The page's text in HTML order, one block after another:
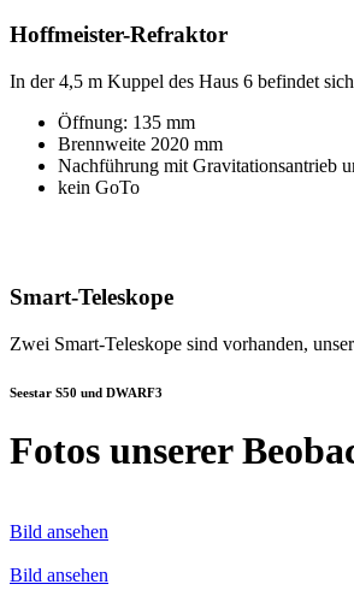
Hoffmeister-Refraktor
In der 4,5 m Kuppel des Haus 6 befindet
Öffnung: 135 mm
Brennweite 2020 mm
Nachführung mit Gravitationsantrieb
kein GoTo
Smart-Teleskope
Zwei Smart-Teleskope sind vorhanden,
Seestar S50 und DWARF3
Fotos unserer
Bild ansehen
Bild ansehen